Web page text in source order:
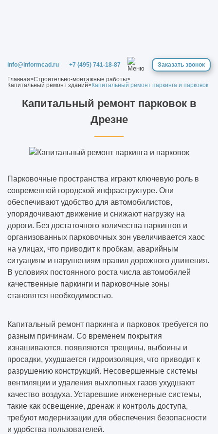
info@informcad.ru +7 (495) 741-18-87 Заказать звонок
Главная>Строительно-монтажные работы>
Капитальный ремонт зданий>Капитальный ремонт паркинга и парковок
Капитальный ремонт парковок в
Дрезне
Парковочные пространства играют ключевую роль в
современной городской инфраструктуре. Они
обеспечивают удобство для автомобилистов,
упорядочивают движение и снижают нагрузку на
дороги. Без достаточного количества паркингов и
организованных парковочных зон увеличивается хаос
на улицах, что приводит к пробкам, аварийным
ситуациям и нарушениям правил дорожного движения.
В условиях постоянного роста числа автомобилей
качественные паркинги и парковочные зоны
становятся необходимостью.
Капитальный ремонт паркинга и парковок требуется по
разным причинам. Со временем покрытия
изнашиваются, появляются трещины, выбоины и
просадки, ухудшается гидроизоляция, что приводит к
разрушению конструкций. Несовершенные системы
вентиляции и удаления выхлопных газов ухудшают
качество воздуха. Устаревшие инженерные системы,
такие как освещение, дренаж и контроль доступа,
требуют модернизации для обеспечения безопасности
и удобства пользователей.